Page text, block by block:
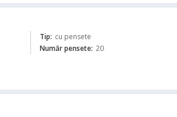
Tip: cu pensete
Număr pensete: 20